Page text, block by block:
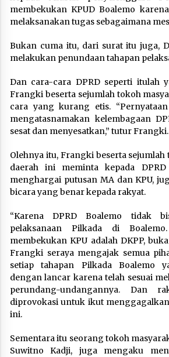
membekukan KPUD Boalemo
melaksanakan tugas sebagaimana
Bukan cuma itu, dari surat itu juga,
melakukan penundaan tahapan
Dan cara-cara DPRD seperti itulah
Frangki beserta sejumlah tokoh
cara yang kurang etis.
mengatasnamakan kelembagaan
sesat dan menyesatkan,” tutur Frangki.
Olehnya itu, Frangki beserta
daerah ini meminta kepada
menghargai putusan MA dan KPU,
bicara yang benar kepada rakyat.
“Karena DPRD Boalemo tidak
pelaksanaan Pilkada di
membekukan KPU adalah DKPP,
Frangki seraya mengajak semua
setiap tahapan Pilkada Boalemo
dengan lancar karena telah sesuai
perundang-undangannya. Dan
diprovokasi untuk ikut
ini.
Sementara itu seorang tokoh
Suwitno Kadji, juga mengaku